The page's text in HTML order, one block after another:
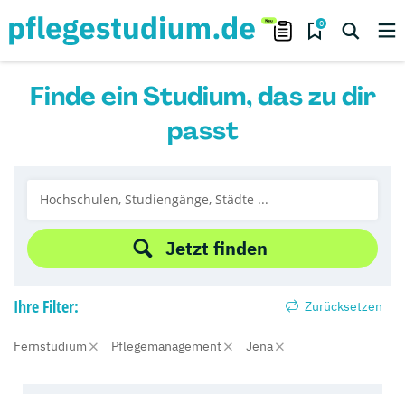
0
Finde ein Studium, das zu dir
passt
Jetzt finden
Ihre Filter: Zurücksetzen
Fernstudium Pflegemanagement Jena